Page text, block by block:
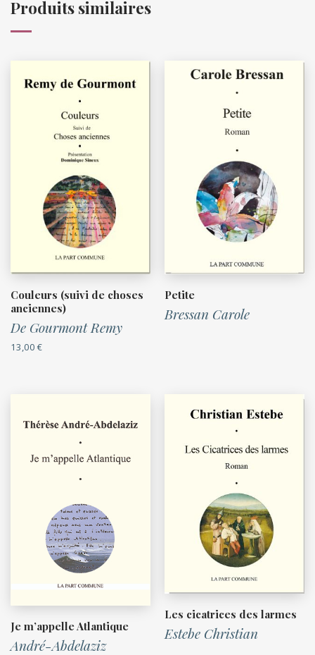
Produits similaires
Couleurs (suivi de choses
anciennes)
De Gourmont Remy
13,00 €
Petite
Bressan Carole
Je m’appelle Atlantique
André-Abdelaziz
Les cicatrices des larmes
Estebe Christian